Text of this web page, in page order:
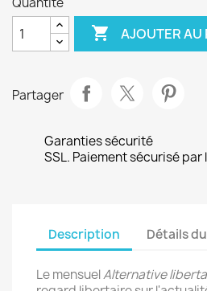
 AJOUTER AU
Partager
Garanties sécurité
SSL. Paiement sécurisé
Description Détails
Le mensuelAlternative